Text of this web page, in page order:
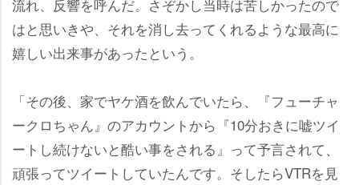
流れ、反響を呼んだ。さぞかし当時は苦しかったので
はと思いきや、それを消し去ってくれるような最高に
嬉しい出来事があったという。
「その後、家でヤケ酒を飲んでいたら、『フューチャ
ークロちゃん』のアカウントから『10分おきに嘘ツイ
ートし続けないと酷い事をされる』って予言されて、
頑張ってツイートしていたんです。そしたらVTRを見